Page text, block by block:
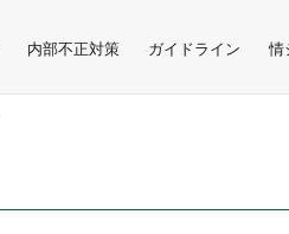
内部不正対策 ガイドライン 情